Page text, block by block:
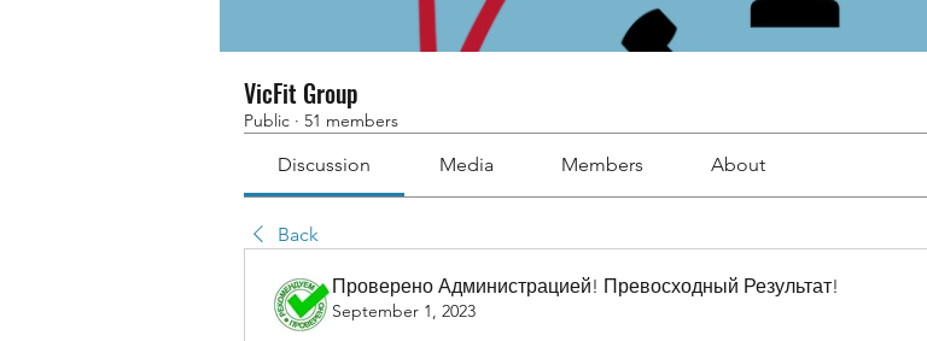
VicFit Group
Public · 51 members
Discussion Media Members About
Back
Проверено Администрацией! Превосходный Результат!
September 1, 2023